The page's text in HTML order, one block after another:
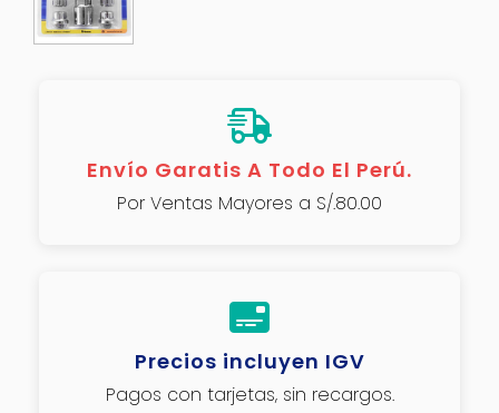
Envío Garatis A Todo El Perú.
Por Ventas Mayores a S/.80.00
Precios incluyen IGV
Pagos con tarjetas, sin recargos.